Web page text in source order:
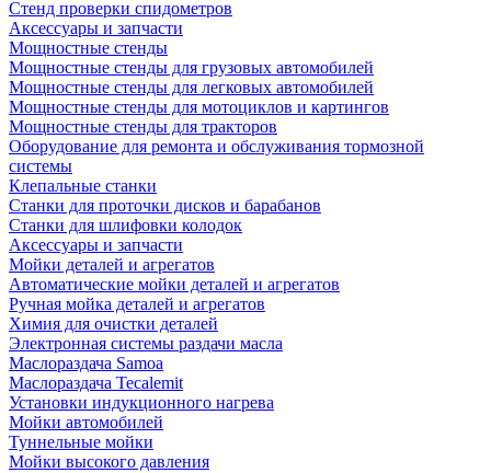
Стенд проверки спидометров
Аксессуары и запчасти
Мощностные стенды
Мощностные стенды для грузовых автомобилей
Мощностные стенды для легковых автомобилей
Мощностные стенды для мотоциклов и картингов
Мощностные стенды для тракторов
Оборудование для ремонта и обслуживания тормозной
системы
Клепальные станки
Станки для проточки дисков и барабанов
Станки для шлифовки колодок
Аксессуары и запчасти
Мойки деталей и агрегатов
Автоматические мойки деталей и агрегатов
Ручная мойка деталей и агрегатов
Химия для очистки деталей
Электронная системы раздачи масла
Маслораздача Samoa
Маслораздача Tecalemit
Установки индукционного нагрева
Мойки автомобилей
Туннельные мойки
Мойки высокого давления